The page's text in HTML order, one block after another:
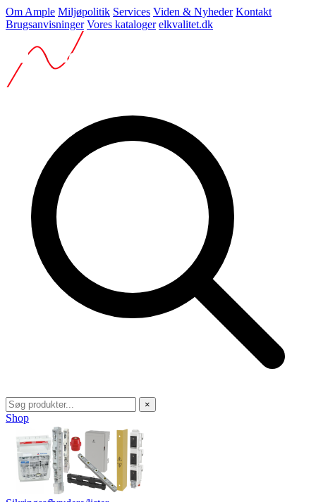
Om Ample Miljøpolitik Services Viden & Nyheder Kontakt
Brugsanvisninger Vores kataloger elkvalitet.dk
×
Shop